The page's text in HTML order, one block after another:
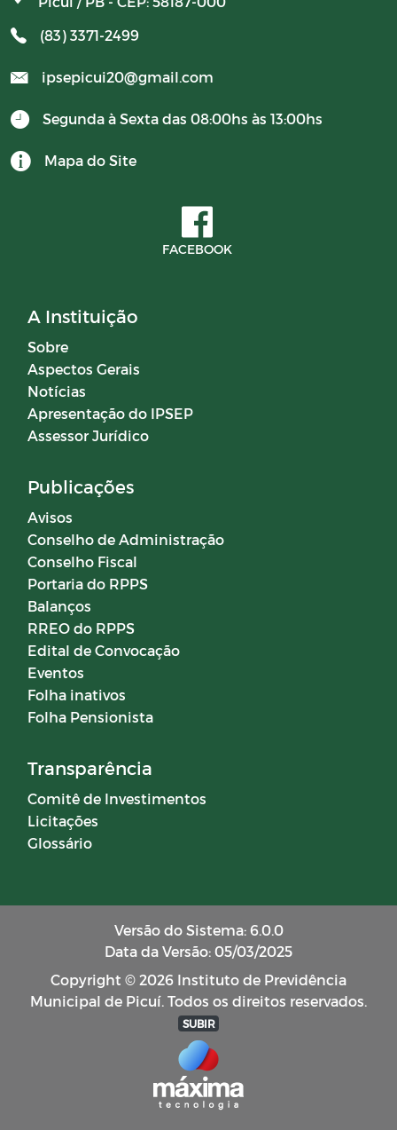
(83) 3371-2499
ipsepicui20@gmail.com
Segunda à Sexta das 08:00hs às 13:00hs
Mapa do Site
FACEBOOK
A Instituição
Sobre
Aspectos Gerais
Notícias
Apresentação do IPSEP
Assessor Jurídico
Publicações
Avisos
Conselho de Administração
Conselho Fiscal
Portaria do RPPS
Balanços
RREO do RPPS
Edital de Convocação
Eventos
Folha inativos
Folha Pensionista
Transparência
Comitê de Investimentos
Licitações
Glossário
Versão do Sistema: 6.0.0
Data da Versão: 05/03/2025
Copyright © 2026 Instituto de Previdência
Municipal de Picuí. Todos os direitos reservados.
SUBIR